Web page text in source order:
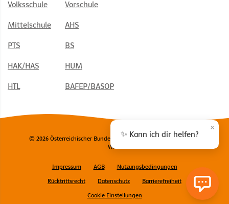
Volksschule Vorschule
Mittelschule AHS
PTS BS
HAK/HAS HUM
HTL BAFEP/BASOP
© 2026 Österreichischer Bundesverlag Schulbuch GmbH & Co. KG,
Wien
Impressum AGB
Nutzungsbedingungen
Rücktrittsrecht
Datenschutz
Barrierefreiheit
Cookie Einstellungen
✨ Kann ich dir helfen?
×